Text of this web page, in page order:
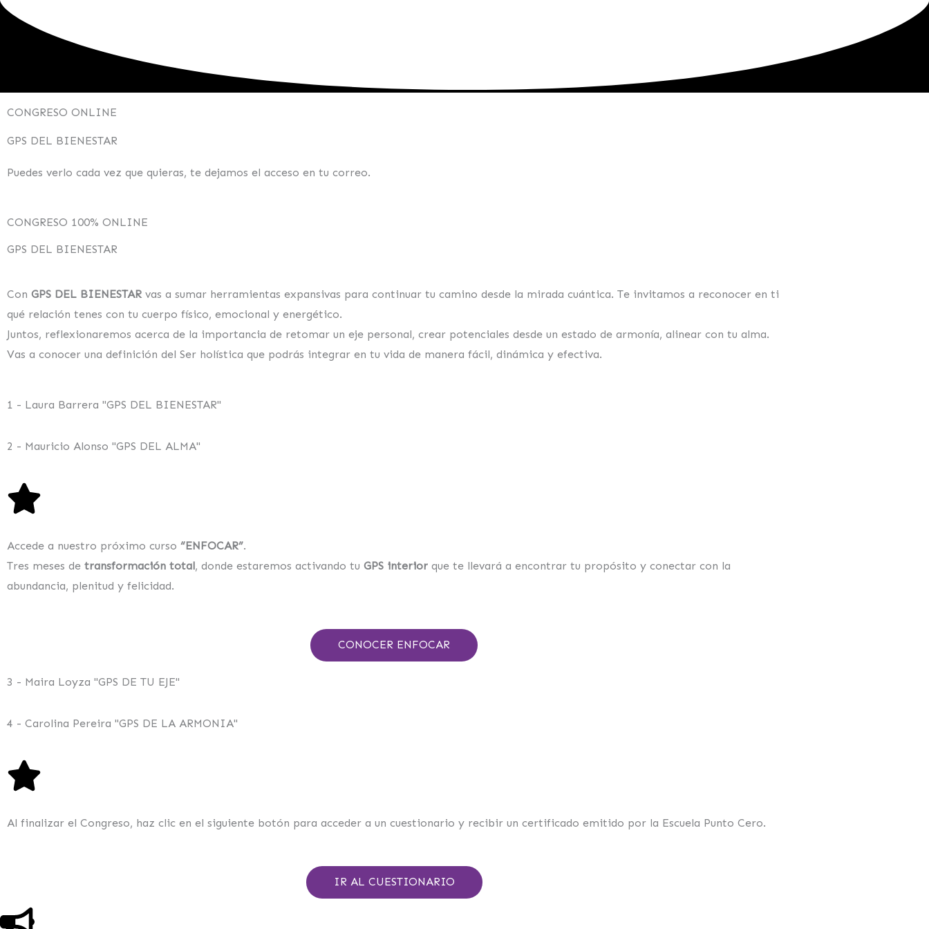
CONGRESO ONLINE
GPS DEL BIENESTAR
Puedes verlo cada vez que quieras, te dejamos el acceso en tu correo.
CONGRESO 100% ONLINE
GPS DEL BIENESTAR
Con GPS DEL BIENESTAR vas a sumar herramientas expansivas para continuar tu camino desde la mirada cuántica. Te invitamos a reconocer en ti
qué relación tenes con tu cuerpo físico, emocional y energético.
Juntos, reflexionaremos acerca de la importancia de retomar un eje personal, crear potenciales desde un estado de armonía, alinear con tu alma.
Vas a conocer una definición del Ser holística que podrás integrar en tu vida de manera fácil, dinámica y efectiva.
1 - Laura Barrera "GPS DEL BIENESTAR"
2 - Mauricio Alonso "GPS DEL ALMA"
Accede a nuestro próximo curso “ENFOCAR”.
Tres meses de transformación total, donde estaremos activando tu GPS interior que te llevará a encontrar tu propósito y conectar con la
abundancia, plenitud y felicidad.
CONOCER ENFOCAR
3 - Maira Loyza "GPS DE TU EJE"
4 - Carolina Pereira "GPS DE LA ARMONIA"
Al finalizar el Congreso, haz clic en el siguiente botón para acceder a un cuestionario y recibir un certificado emitido por la Escuela Punto Cero.
IR AL CUESTIONARIO